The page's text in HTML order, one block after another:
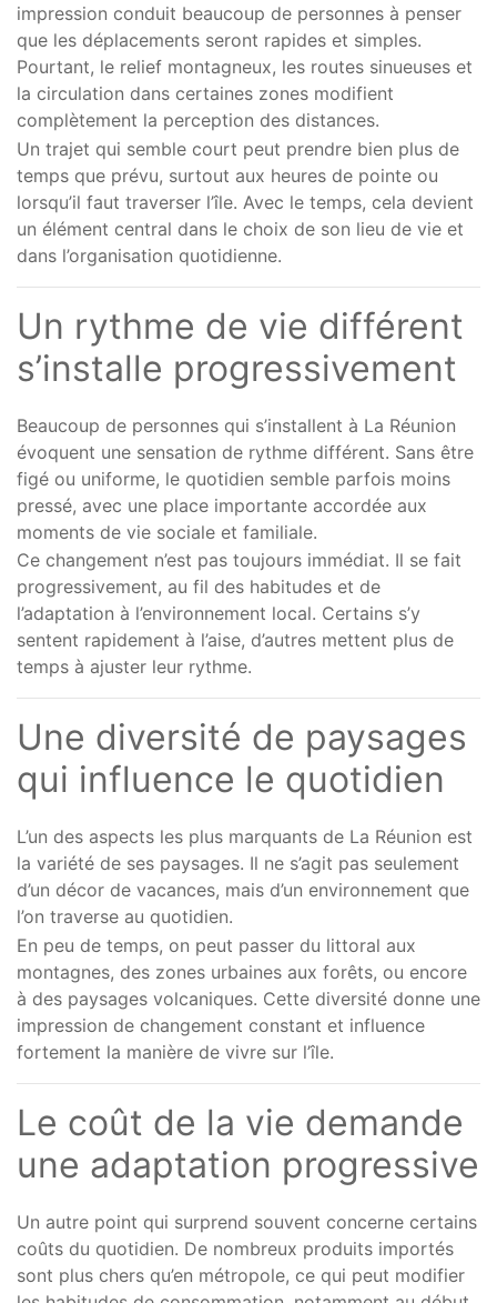
impression conduit beaucoup de personnes à penser
que les déplacements seront rapides et simples.
Pourtant, le relief montagneux, les routes sinueuses et
la circulation dans certaines zones modifient
complètement la perception des distances.
Un trajet qui semble court peut prendre bien plus de
temps que prévu, surtout aux heures de pointe ou
lorsqu’il faut traverser l’île. Avec le temps, cela devient
un élément central dans le choix de son lieu de vie et
dans l’organisation quotidienne.
Un rythme de vie différent
s’installe progressivement
Beaucoup de personnes qui s’installent à La Réunion
évoquent une sensation de rythme différent. Sans être
figé ou uniforme, le quotidien semble parfois moins
pressé, avec une place importante accordée aux
moments de vie sociale et familiale.
Ce changement n’est pas toujours immédiat. Il se fait
progressivement, au fil des habitudes et de
l’adaptation à l’environnement local. Certains s’y
sentent rapidement à l’aise, d’autres mettent plus de
temps à ajuster leur rythme.
Une diversité de paysages
qui influence le quotidien
L’un des aspects les plus marquants de La Réunion est
la variété de ses paysages. Il ne s’agit pas seulement
d’un décor de vacances, mais d’un environnement que
l’on traverse au quotidien.
En peu de temps, on peut passer du littoral aux
montagnes, des zones urbaines aux forêts, ou encore
à des paysages volcaniques. Cette diversité donne une
impression de changement constant et influence
fortement la manière de vivre sur l’île.
Le coût de la vie demande
une adaptation progressive
Un autre point qui surprend souvent concerne certains
coûts du quotidien. De nombreux produits importés
sont plus chers qu’en métropole, ce qui peut modifier